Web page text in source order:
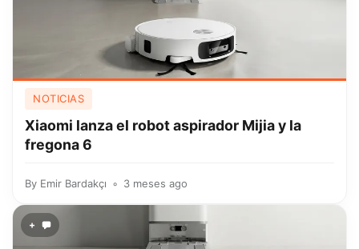
NOTICIAS
Xiaomi lanza el robot aspirador Mijia y la
fregona 6
By Emir Bardakçı 3 meses ago
+